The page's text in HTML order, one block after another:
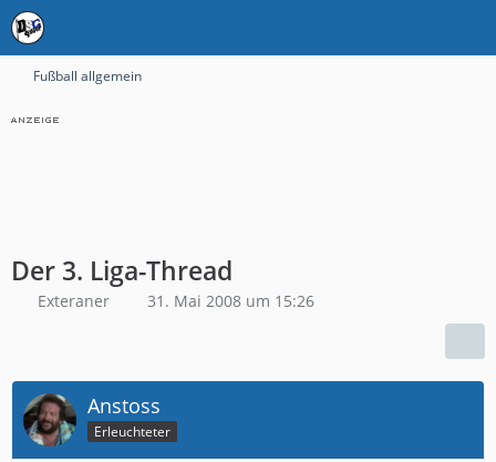
Fußball allgemein
Der 3. Liga-Thread
Exteraner 31. Mai 2008 um 15:26
Anstoss
Erleuchteter